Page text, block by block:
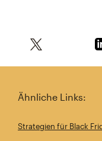
Ähnliche Links:
Strategien für Black